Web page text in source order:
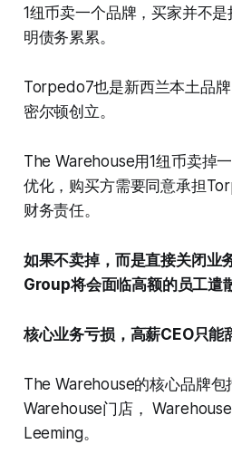
1纽币卖一个品牌，买家并不
明债务累累。
Torpedo7也是新西兰本土品
密尔顿创立。
The Warehouse用1纽币卖掉
优化，购买方需要同意承担
财务责任。
如果不卖掉，而是直接关闭
Group将会面临高额的员工遣
核心业务亏损，高薪CEO只能
The Warehouse的核心品牌包
Warehouse门店，
Leeming。